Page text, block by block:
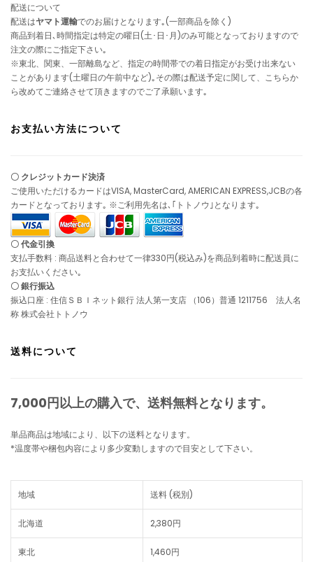
配送について
配送はヤマト運輸でのお届けとなります｡(一部商品を除く)
商品到着日､時間指定は特定の曜日(土･日･月)のみ可能となっておりますので
注文の際にご指定下さい｡
※東北、関東、一部離島など、指定の時間帯での着日指定がお受け出来ない
ことがあります(土曜日の午前中など)｡その際は配送予定に関して、こちらか
ら改めてご連絡させて頂きますのでご了承願います｡
お支払い方法について
〇 クレジットカード決済
ご使用いただけるカードはVISA, MasterCard, AMERICAN EXPRESS,JCBの各
カードとなっております｡ ※ご利用先名は､｢トトノウ｣となります｡
〇 代金引換
支払手数料 : 商品送料と合わせて一律330円(税込み)を商品到着時に配送員に
お支払いください｡
〇 銀行振込
振込口座 : 住信ＳＢＩネット銀行 法人第一支店 （106）普通 1211756 法人名
称 株式会社トトノウ
送料について
7,000円以上の購入で、 送料無料となります。
単品商品は地域により、以下の送料となります。
*温度帯や梱包内容により多少変動しますので目安として下さい。
地域 送料 (税別)
北海道 2,380円
東北 1,460円